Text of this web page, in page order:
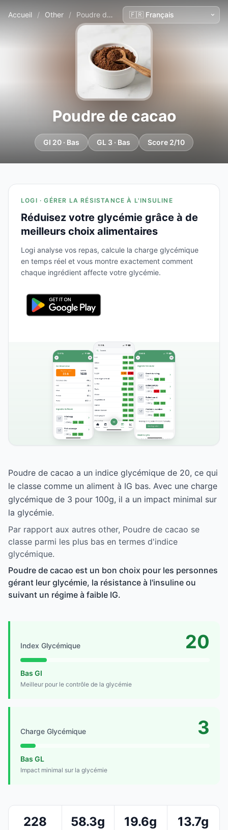
Accueil / Other / Poudre de cacao
Poudre de cacao
GI 20 · Bas GL 3 · Bas Score 2/10
LOGI · GÉRER LA RÉSISTANCE À L'INSULINE
Réduisez votre glycémie grâce à de
meilleurs choix alimentaires
Logi analyse vos repas, calcule la charge glycémique
en temps réel et vous montre exactement comment
chaque ingrédient affecte votre glycémie.
Poudre de cacao a un indice glycémique de 20, ce qui
le classe comme un aliment à IG bas. Avec une charge
glycémique de 3 pour 100g, il a un impact minimal sur
la glycémie.
Par rapport aux autres other, Poudre de cacao se
classe parmi les plus bas en termes d'indice
glycémique.
Poudre de cacao est un bon choix pour les personnes
gérant leur glycémie, la résistance à l'insuline ou
suivant un régime à faible IG.
Index Glycémique 20
Bas GI
Meilleur pour le contrôle de la glycémie
Charge Glycémique 3
Bas GL
Impact minimal sur la glycémie
228 58.3g 19.6g 13.7g